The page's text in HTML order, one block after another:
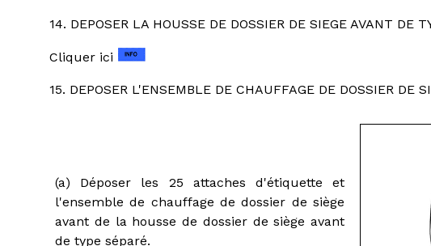
14. DEPOSER LA HOUSSE DE DOSSIER DE SIEGE AVANT DE
Cliquer ici
15. DEPOSER L'ENSEMBLE DE CHAUFFAGE DE DOSSIER DE
(a) Déposer les 25 attaches d'étiquette et
l'ensemble de chauffage de dossier de siège
avant de la housse de dossier de siège avant
de type séparé.